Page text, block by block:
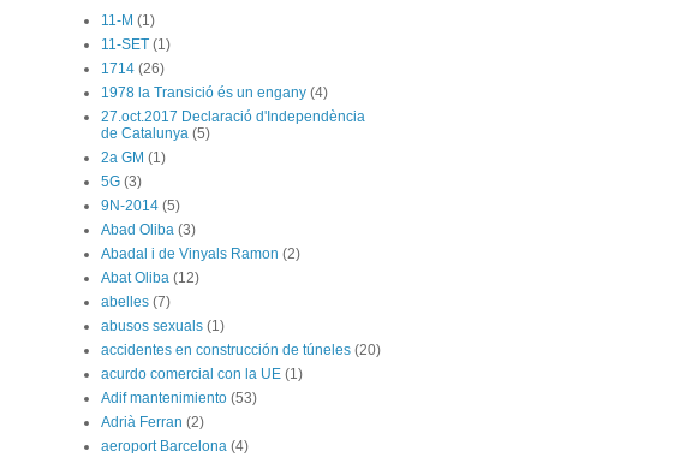
11-M (1)
11-SET (1)
1714 (26)
1978 la Transició és un engany (4)
27.oct.2017 Declaració d'Independència
de Catalunya (5)
2a GM (1)
5G (3)
9N-2014 (5)
Abad Oliba (3)
Abadal i de Vinyals Ramon (2)
Abat Oliba (12)
abelles (7)
abusos sexuals (1)
accidentes en construcción de túneles (20)
acurdo comercial con la UE (1)
Adif mantenimiento (53)
Adrià Ferran (2)
aeroport Barcelona (4)